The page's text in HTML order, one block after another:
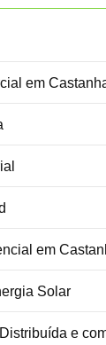
em
em
Solar
e